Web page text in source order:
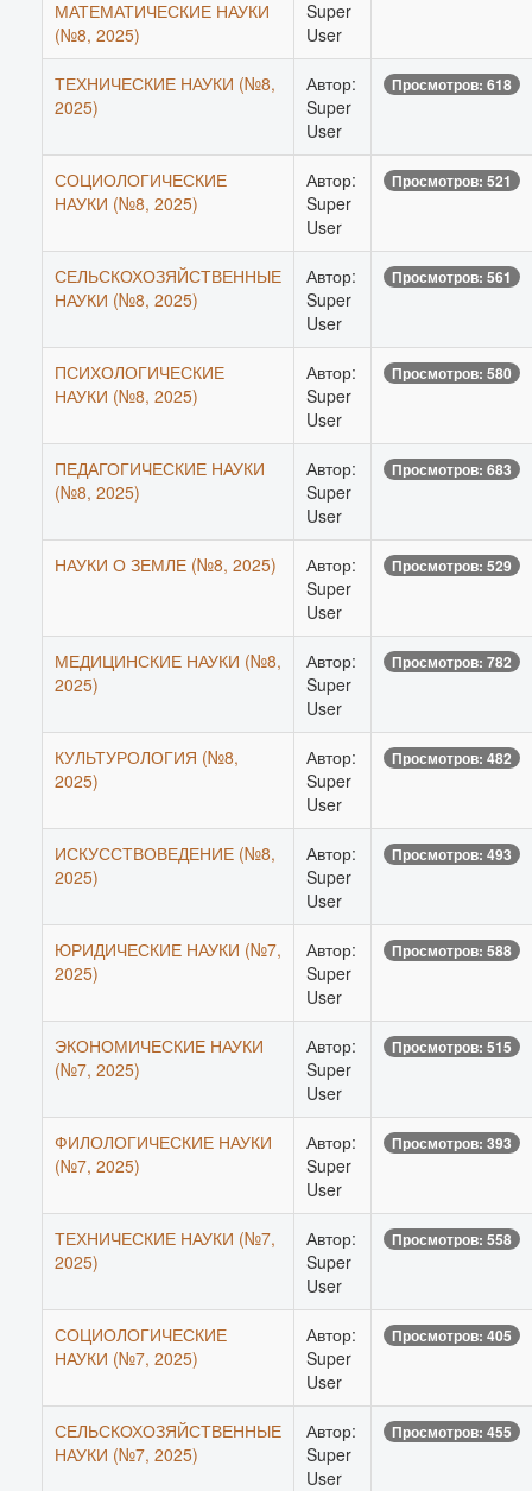
МАТЕМАТИЧЕСКИЕ НАУКИ
(№8, 2025)
Super
User
ТЕХНИЧЕСКИЕ НАУКИ (№8,
2025)
Автор:
Super
User
Просмотров: 618
СОЦИОЛОГИЧЕСКИЕ
НАУКИ (№8, 2025)
Автор:
Super
User
Просмотров: 521
СЕЛЬСКОХОЗЯЙСТВЕННЫЕ
НАУКИ (№8, 2025)
Автор:
Super
User
Просмотров: 561
ПСИХОЛОГИЧЕСКИЕ
НАУКИ (№8, 2025)
Автор:
Super
User
Просмотров: 580
ПЕДАГОГИЧЕСКИЕ НАУКИ
(№8, 2025)
Автор:
Super
User
Просмотров: 683
НАУКИ О ЗЕМЛЕ (№8, 2025)
Автор:
Super
User
Просмотров: 529
МЕДИЦИНСКИЕ НАУКИ (№8,
2025)
Автор:
Super
User
Просмотров: 782
КУЛЬТУРОЛОГИЯ (№8,
2025)
Автор:
Super
User
Просмотров: 482
ИСКУССТВОВЕДЕНИЕ (№8,
2025)
Автор:
Super
User
Просмотров: 493
ЮРИДИЧЕСКИЕ НАУКИ (№7,
2025)
Автор:
Super
User
Просмотров: 588
ЭКОНОМИЧЕСКИЕ НАУКИ
(№7, 2025)
Автор:
Super
User
Просмотров: 515
ФИЛОЛОГИЧЕСКИЕ НАУКИ
(№7, 2025)
Автор:
Super
User
Просмотров: 393
ТЕХНИЧЕСКИЕ НАУКИ (№7,
2025)
Автор:
Super
User
Просмотров: 558
СОЦИОЛОГИЧЕСКИЕ
НАУКИ (№7, 2025)
Автор:
Super
User
Просмотров: 405
СЕЛЬСКОХОЗЯЙСТВЕННЫЕ
НАУКИ (№7, 2025)
Автор:
Super
User
Просмотров: 455